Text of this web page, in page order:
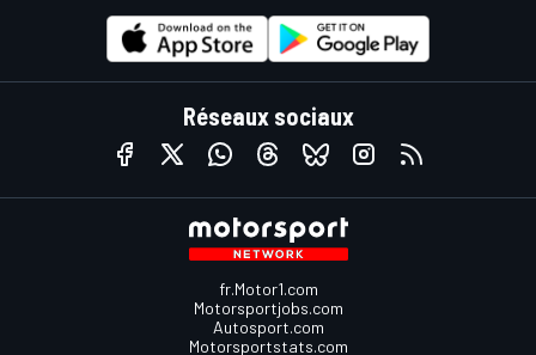
Réseaux sociaux
fr.Motor1.com
Motorsportjobs.com
Autosport.com
Motorsportstats.com